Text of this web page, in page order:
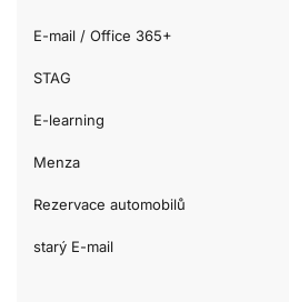
E-mail / Office 365+
STAG
E-learning
Menza
Rezervace automobilů
starý E-mail